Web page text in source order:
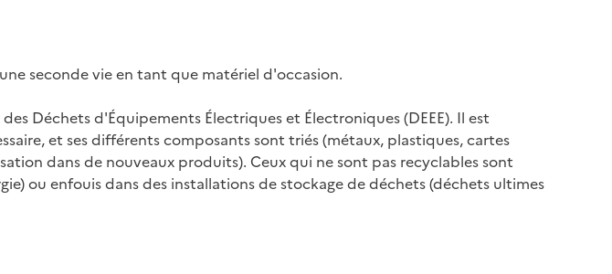
seconde vie en tant que matériel d'occasion.
Déchets d'Équipements Électriques et Électroniques (DEEE). Il est
et ses différents composants sont triés (métaux, plastiques, cartes
dans de nouveaux produits). Ceux qui ne sont pas recyclables sont
ou enfouis dans des installations de stockage de déchets (déchets ultimes